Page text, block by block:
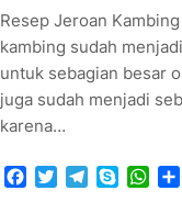
Resep Jeroan
kambing sudah
untuk sebagian besar
juga sudah menjadi
karena…
Facebook
TwitterTelegram
Skype